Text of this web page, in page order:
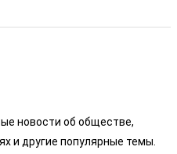
новости об обществе,
и другие популярные темы.